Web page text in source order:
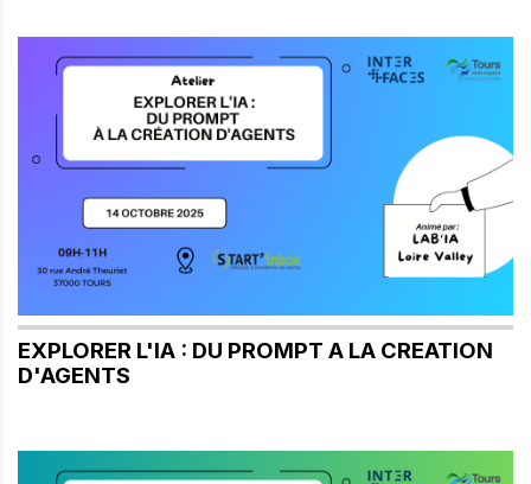
EXPLORER L'IA : DU PROMPT A LA CREATION
D'AGENTS